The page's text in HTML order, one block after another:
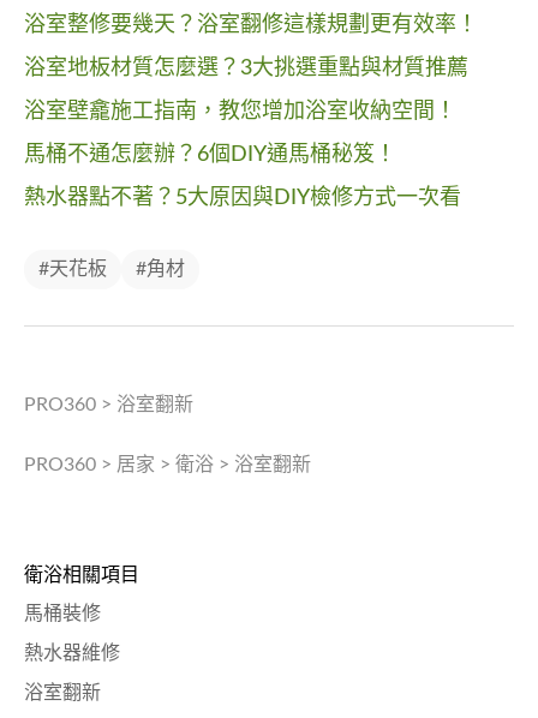
浴室整修要幾天？浴室翻修這樣規劃更有效率！
浴室地板材質怎麼選？3大挑選重點與材質推薦
浴室壁龕施工指南，教您增加浴室收納空間！
馬桶不通怎麼辦？6個DIY通馬桶秘笈！
熱水器點不著？5大原因與DIY檢修方式一次看
#天花板 #角材
PRO360 > 浴室翻新
PRO360 > 居家 > 衛浴 > 浴室翻新
衛浴相關項目
馬桶裝修
熱水器維修
浴室翻新